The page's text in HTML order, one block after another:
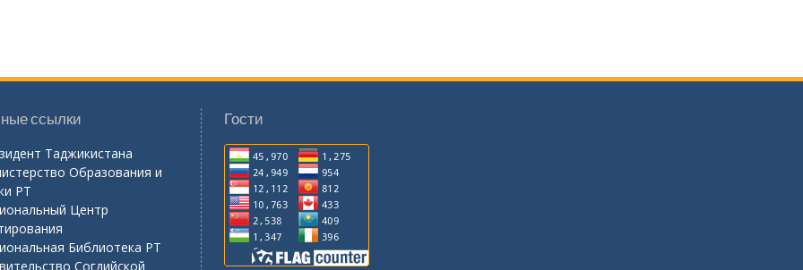
ссылки
Таджикистана
Образования и
РТ
Центр
Библиотека РТ
Согдийской
Гости